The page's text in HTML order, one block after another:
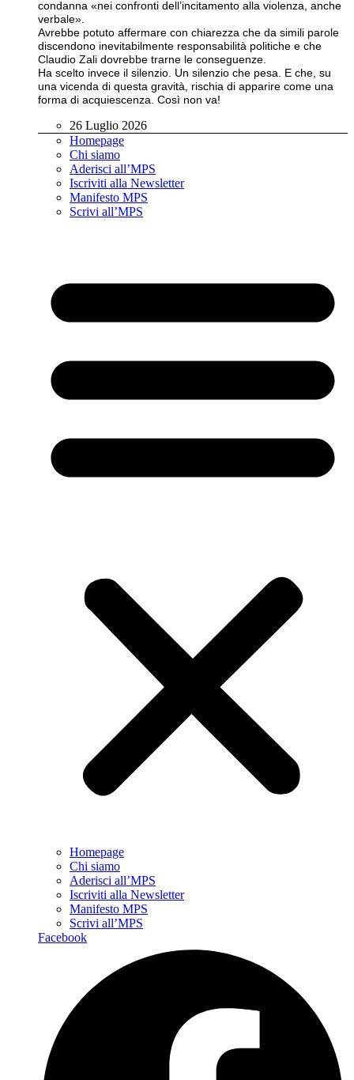
condanna «nei confronti dell’incitamento alla violenza, anche
verbale».
Avrebbe potuto affermare con chiarezza che da simili parole
discendono inevitabilmente responsabilità politiche e che
Claudio Zali dovrebbe trarne le conseguenze.
Ha scelto invece il silenzio. Un silenzio che pesa. E che, su
una vicenda di questa gravità, rischia di apparire come una
forma di acquiescenza. Così non va!
26 Luglio 2026
Homepage
Chi siamo
Aderisci all’MPS
Iscriviti alla Newsletter
Manifesto MPS
Scrivi all’MPS
Homepage
Chi siamo
Aderisci all’MPS
Iscriviti alla Newsletter
Manifesto MPS
Scrivi all’MPS
Facebook